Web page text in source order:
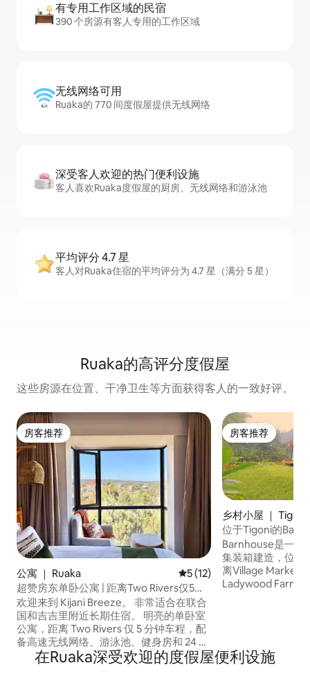
有专用工作区域的民宿
390 个房源有客人专用的工作区域
无线网络可用
Ruaka的 770 间度假屋提供无线网络
深受客人欢迎的热门便利设施
客人喜欢Ruaka度假屋的厨房、无线网络和游泳池
平均评分 4.7 星
客人对Ruaka住宿的平均评分为 4.7 星（满分 5 星）
Ruaka的高评分度假屋
这些房源在位置、干净卫生等方面获得客人的一致好评。
房客推荐
房客推荐
公寓 ｜ Ruaka 平均评分 5 分（满分 5 分）
5 (12)
超赞房东单卧公寓 | 距离Two Rivers仅5分
钟 | 泳池和健身房
欢迎来到 Kijani Breeze。 非常适合在联合
国和吉吉里附近长期住宿。 明亮的单卧室
公寓，距离 Two Rivers 仅 5 分钟车程，配
备高速无线网络、游泳池、健身房和 24 小
时自助入住服务。 非常适合希望找到一个
安全、安静的落脚点，且前往联合国总
房客推荐
房客推荐
乡村小屋 ｜ Tigoni
位于Tigoni的
| 汗蒸浴室
Barnhouse是一座
集装箱建造，位
离Village Market
Ladywood Farm
园，在瀑布/河边
索、空中自行车等
在Ruaka深受欢迎的度假屋便利设施